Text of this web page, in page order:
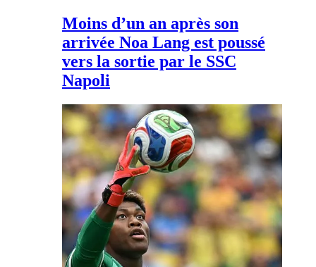
Moins d’un an après son
arrivée Noa Lang est poussé
vers la sortie par le SSC
Napoli